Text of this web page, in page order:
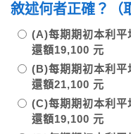
敘述何者正確？
(A)每期期初本利平
還額19,100 元
(B)每期期初本利平
還額21,100 元
(C)每期期初本利平
還額19,100 元